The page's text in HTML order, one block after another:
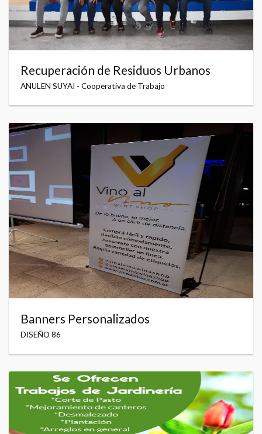
Recuperación de Residuos Urbanos
ANULEN SUYAI - Cooperativa de Trabajo
Banners Personalizados
DISEÑO 86